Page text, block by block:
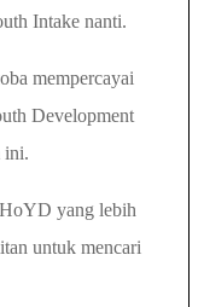
Intake nanti.
mempercayai
Development
ini.
yang lebih
untuk mencari